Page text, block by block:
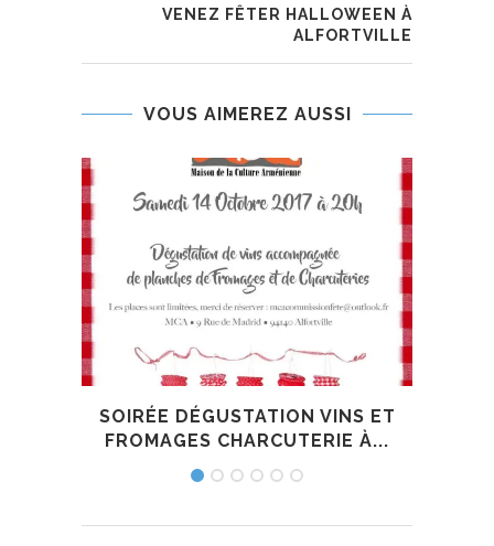
VENEZ FÊTER HALLOWEEN À
ALFORTVILLE
VOUS AIMEREZ AUSSI
SOIRÉE DÉGUSTATION VINS ET
FROMAGES CHARCUTERIE À...